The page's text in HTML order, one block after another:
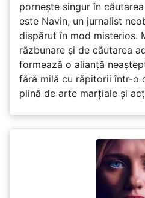
pornește singur în
este Navin, un jurnalist
dispărut în mod misterios.
răzbunare și de căutarea
formează o alianță
fără milă cu răpitorii într-o
plină de arte marțiale și